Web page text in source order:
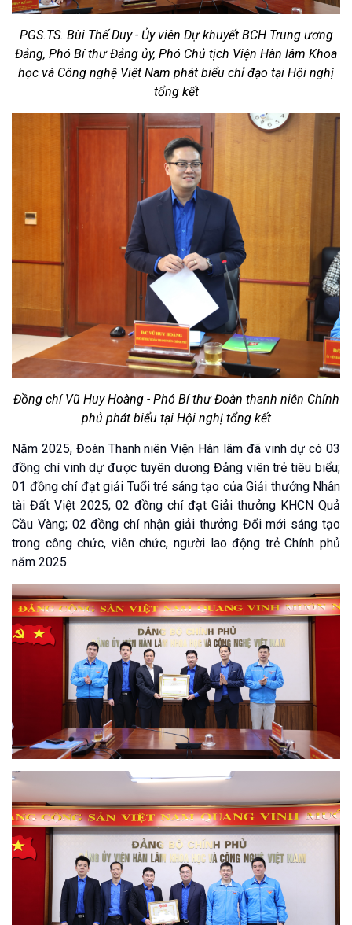
PGS.TS. Bùi Thế Duy - Ủy viên Dự khuyết BCH Trung ương
Đảng, Phó Bí thư Đảng ủy, Phó Chủ tịch Viện Hàn lâm Khoa
học và Công nghệ Việt Nam phát biểu chỉ đạo tại Hội nghị
tổng kết
Đồng chí Vũ Huy Hoàng - Phó Bí thư Đoàn thanh niên Chính
phủ phát biểu tại Hội nghị tổng kết
Năm 2025, Đoàn Thanh niên Viện Hàn lâm đã vinh dự có 03
đồng chí vinh dự được tuyên dương Đảng viên trẻ tiêu biểu;
01 đồng chí đạt giải Tuổi trẻ sáng tạo của Giải thưởng Nhân
tài Đất Việt 2025; 02 đồng chí đạt Giải thưởng KHCN Quả
Cầu Vàng; 02 đồng chí nhận giải thưởng Đổi mới sáng tạo
trong công chức, viên chức, người lao động trẻ Chính phủ
năm 2025.